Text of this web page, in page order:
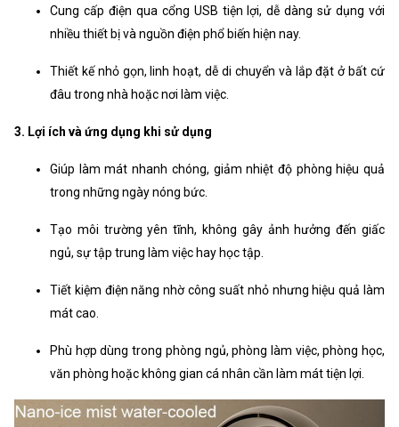
Cung cấp điện qua cổng USB tiện lợi, dễ dàng sử dụng với
nhiều thiết bị và nguồn điện phổ biến hiện nay.
Thiết kế nhỏ gọn, linh hoạt, dễ di chuyển và lắp đặt ở bất cứ
đâu trong nhà hoặc nơi làm việc.
3. Lợi ích và ứng dụng khi sử dụng
Giúp làm mát nhanh chóng, giảm nhiệt độ phòng hiệu quả
trong những ngày nóng bức.
Tạo môi trường yên tĩnh, không gây ảnh hưởng đến giấc
ngủ, sự tập trung làm việc hay học tập.
Tiết kiệm điện năng nhờ công suất nhỏ nhưng hiệu quả làm
mát cao.
Phù hợp dùng trong phòng ngủ, phòng làm việc, phòng học,
văn phòng hoặc không gian cá nhân cần làm mát tiện lợi.